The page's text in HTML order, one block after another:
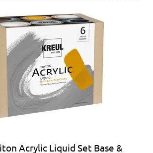
Acrylic Liquid Set Base &